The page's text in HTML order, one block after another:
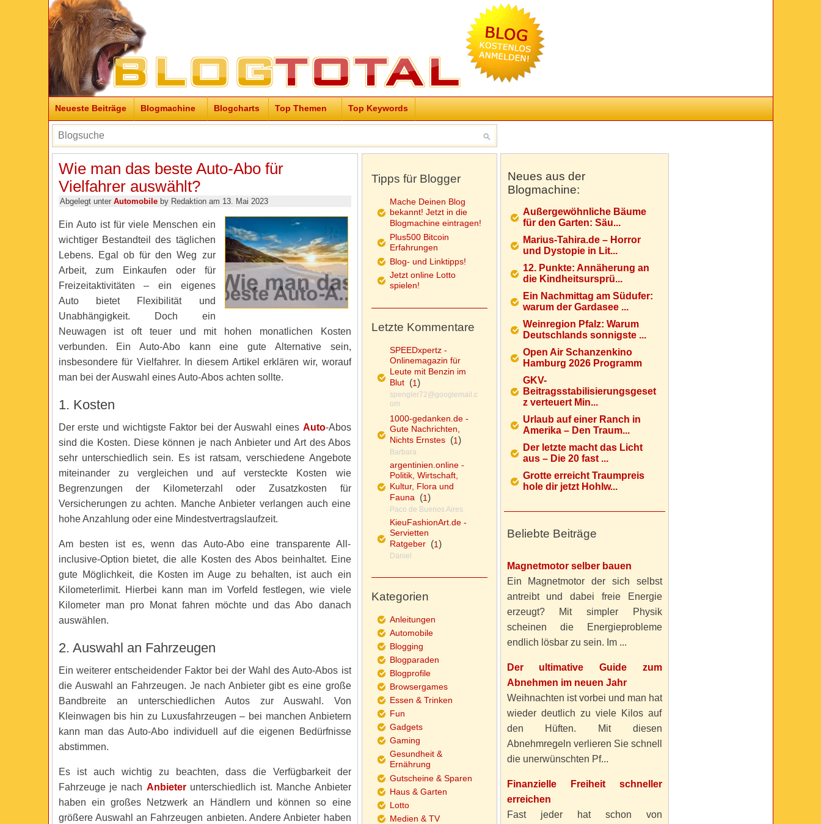
Neueste Beiträge Blogmachine Blogcharts Top Themen Top Keywords
Wie man das beste Auto-Abo für
Vielfahrer auswählt?
Abgelegt unter Automobileby Redaktion am 13. Mai 2023
Ein Auto ist für viele Menschen ein
wichtiger Bestandteil des täglichen
Lebens. Egal ob für den Weg zur
Arbeit, zum Einkaufen oder für
Freizeitaktivitäten – ein eigenes
Auto bietet Flexibilität und
Unabhängigkeit. Doch ein
Neuwagen ist oft teuer und mit hohen monatlichen Kosten
verbunden. Ein Auto-Abo kann eine gute Alternative sein,
insbesondere für Vielfahrer. In diesem Artikel erklären wir, worauf
man bei der Auswahl eines Auto-Abos achten sollte.
1. Kosten
Der erste und wichtigste Faktor bei der Auswahl eines Auto-Abos
sind die Kosten. Diese können je nach Anbieter und Art des Abos
sehr unterschiedlich sein. Es ist ratsam, verschiedene Angebote
miteinander zu vergleichen und auf versteckte Kosten wie
Begrenzungen der Kilometerzahl oder Zusatzkosten für
Versicherungen zu achten. Manche Anbieter verlangen auch eine
hohe Anzahlung oder eine Mindestvertragslaufzeit.
Am besten ist es, wenn das Auto-Abo eine transparente All-
inclusive-Option bietet, die alle Kosten des Abos beinhaltet. Eine
gute Möglichkeit, die Kosten im Auge zu behalten, ist auch ein
Kilometerlimit. Hierbei kann man im Vorfeld festlegen, wie viele
Kilometer man pro Monat fahren möchte und das Abo danach
auswählen.
2. Auswahl an Fahrzeugen
Ein weiterer entscheidender Faktor bei der Wahl des Auto-Abos ist
die Auswahl an Fahrzeugen. Je nach Anbieter gibt es eine große
Bandbreite an unterschiedlichen Autos zur Auswahl. Von
Kleinwagen bis hin zu Luxusfahrzeugen – bei manchen Anbietern
kann man das Auto-Abo individuell auf die eigenen Bedürfnisse
abstimmen.
Es ist auch wichtig zu beachten, dass die Verfügbarkeit der
Fahrzeuge je nach Anbieterunterschiedlich ist. Manche Anbieter
haben ein großes Netzwerk an Händlern und können so eine
größere Auswahl an Fahrzeugen anbieten. Andere Anbieter haben
Neues aus der
Blogmachine:
Außergewöhnliche Bäume
für den Garten: Säu...
Marius-Tahira.de – Horror
und Dystopie in Lit...
12. Punkte: Annäherung an
die Kindheitsursprü...
Ein Nachmittag am Südufer:
warum der Gardasee ...
Weinregion Pfalz: Warum
Deutschlands sonnigste ...
Open Air Schanzenkino
Hamburg 2026 Programm
GKV-
Beitragsstabilisierungsgeset
z verteuert Min...
Urlaub auf einer Ranch in
Amerika – Den Traum...
Der letzte macht das Licht
aus – Die 20 fast ...
Grotte erreicht Traumpreis
hole dir jetzt Hohlw...
Beliebte Beiträge
Magnetmotor selber bauen
Ein Magnetmotor der sich selbst
antreibt und dabei freie Energie
erzeugt? Mit simpler Physik
scheinen die Energieprobleme
endlich lösbar zu sein. Im ...
Der ultimative Guide zum
Abnehmen im neuen Jahr
Weihnachten ist vorbei und man hat
wieder deutlich zu viele Kilos auf
den Hüften. Mit diesen
Abnehmregeln verlieren Sie schnell
die unerwünschten Pf...
Finanzielle Freiheit schneller
erreichen
Fast jeder hat schon von
Tipps für Blogger
Mache Deinen Blog
bekannt! Jetzt in die
Blogmachine eintragen!
Plus500 Bitcoin
Erfahrungen
Blog- und Linktipps!
Jetzt online Lotto
spielen!
Letzte Kommentare
SPEEDxpertz -
Onlinemagazin für
Leute mit Benzin im
Blut(1)
spengler72@googlemail.c
om
1000-gedanken.de -
Gute Nachrichten,
Nichts Ernstes(1)
Barbara
argentinien.online -
Politik, Wirtschaft,
Kultur, Flora und
Fauna(1)
Paco de Buenos Aires
KieuFashionArt.de -
Servietten
Ratgeber(1)
Daniel
Kategorien
Anleitungen
Automobile
Blogging
Blogparaden
Blogprofile
Browsergames
Essen & Trinken
Fun
Gadgets
Gaming
Gesundheit &
Ernährung
Gutscheine & Sparen
Haus & Garten
Lotto
Medien & TV